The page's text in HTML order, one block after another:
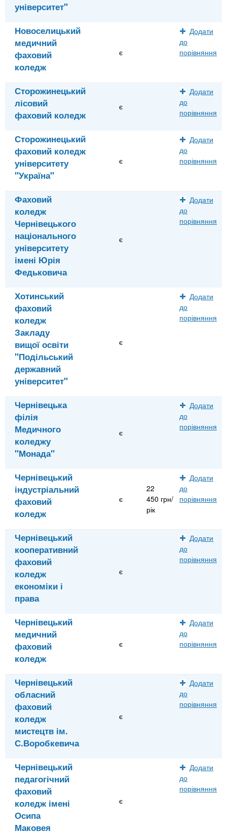
університет"
Новоселицький
медичний
фаховий
коледж
є
Додати
до
порівняння
Сторожинецький
лісовий
фаховий коледж
є
Додати
до
порівняння
Сторожинецький
фаховий коледж
університету
"Україна"
є
Додати
до
порівняння
Фаховий
коледж
Чернівецького
національного
університету
імені Юрія
Федьковича
є
Додати
до
порівняння
Хотинський
фаховий
коледж
Закладу
вищої освіти
"Подільський
державний
університет"
є
Додати
до
порівняння
Чернівецька
філія
Медичного
коледжу
"Монада"
є
Додати
до
порівняння
Чернівецький
індустріальний
фаховий
коледж
є
22
450 грн/
рік
Додати
до
порівняння
Чернівецький
кооперативний
фаховий
коледж
економіки і
права
є
Додати
до
порівняння
Чернівецький
медичний
фаховий
коледж
є
Додати
до
порівняння
Чернівецький
обласний
фаховий
коледж
мистецтв ім.
С.Воробкевича
є
Додати
до
порівняння
Чернівецький
педагогічний
фаховий
коледж імені
Осипа
Маковея
є
Додати
до
порівняння